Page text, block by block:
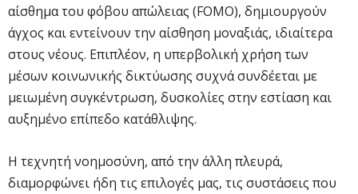
αίσθημα του φόβου απώλειας (FOMO), δημιουργούν
άγχος και εντείνουν την αίσθηση μοναξιάς, ιδιαίτερα
στους νέους. Επιπλέον, η υπερβολική χρήση των
μέσων κοινωνικής δικτύωσης συχνά συνδέεται με
μειωμένη συγκέντρωση, δυσκολίες στην εστίαση και
αυξημένο επίπεδο κατάθλιψης.
Η τεχνητή νοημοσύνη, από την άλλη πλευρά,
διαμορφώνει ήδη τις επιλογές μας, τις συστάσεις που